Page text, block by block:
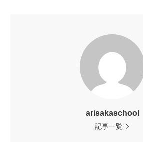
arisakaschool
記事一覧